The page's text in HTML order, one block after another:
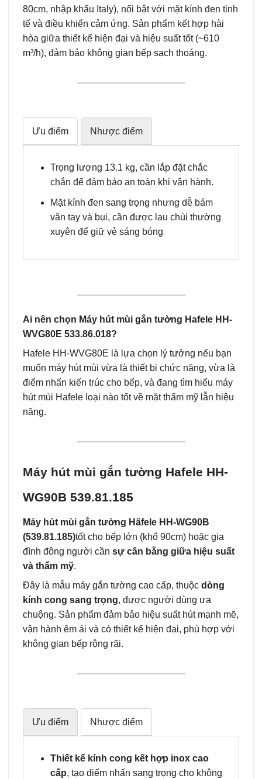
80cm, nhập khẩu Italy), nổi bật với mặt kính đen tinh
tế và điều khiển cảm ứng. Sản phẩm kết hợp hài
hòa giữa thiết kế hiện đại và hiệu suất tốt (~610
m³/h), đảm bảo không gian bếp sạch thoáng.
Ưu điểm Nhược điểm
Trọng lượng 13.1 kg, cần lắp đặt chắc
chắn để đảm bảo an toàn khi vận hành.
Mặt kính đen sang trọng nhưng dễ bám
vân tay và bụi, cần được lau chùi thường
xuyên để giữ vẻ sáng bóng
Ai nên chọn Máy hút mùi gắn tường Hafele HH-
WVG80E 533.86.018?
Hafele HH-WVG80E là lựa chọn lý tưởng nếu bạn
muốn máy hút mùi vừa là thiết bị chức năng, vừa là
điểm nhấn kiến trúc cho bếp, và đang tìm hiểu máy
hút mùi Hafele loại nào tốt về mặt thẩm mỹ lẫn hiệu
năng.
Máy hút mùi gắn tường Hafele HH-
WG90B 539.81.185
Máy hút mùi gắn tường Häfele HH‑WG90B
(539.81.185)tốt cho bếp lớn (khổ 90cm) hoặc gia
đình đông người cần sự cân bằng giữa hiệu suất
và thẩm mỹ.
Đây là mẫu máy gắn tường cao cấp, thuộc dòng
kính cong sang trọng, được người dùng ưa
chuộng. Sản phẩm đảm bảo hiệu suất hút mạnh mẽ,
vận hành êm ái và có thiết kế hiện đại, phù hợp với
không gian bếp rộng rãi.
Ưu điểm Nhược điểm
Thiết kế kính cong kết hợp inox cao
cấp, tạo điểm nhấn sang trọng cho không